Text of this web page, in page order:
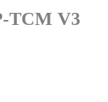
TCM V3